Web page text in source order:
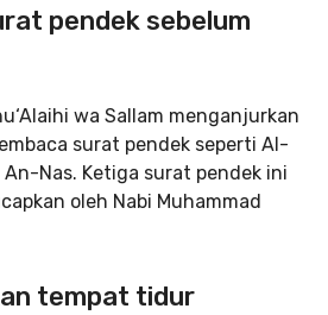
pendek sebelum
wa Sallam menganjurkan
surat pendek seperti Al-
An-Nas. Ketiga surat pendek ini
oleh Nabi Muhammad
tempat tidur